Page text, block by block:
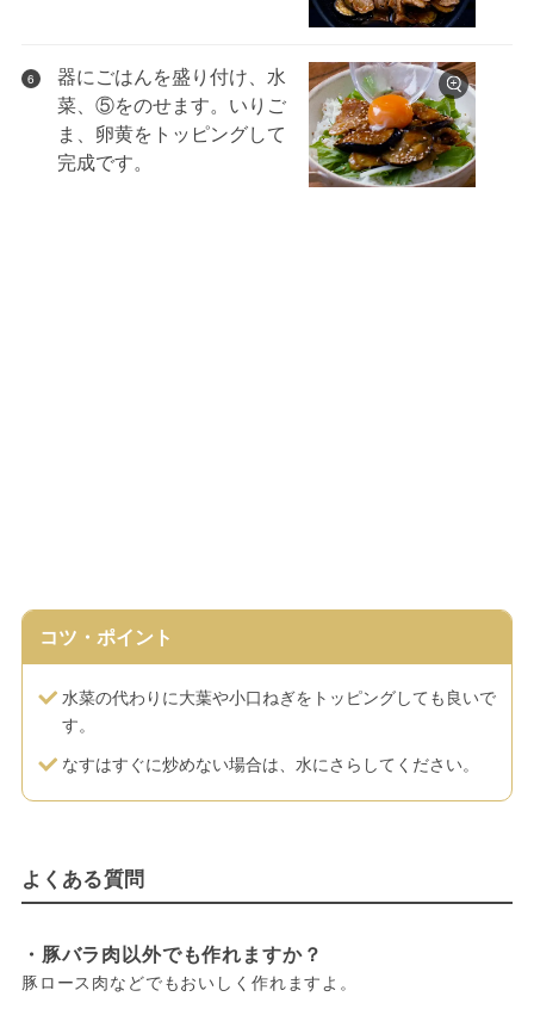
6
器にごはんを盛り付け、水
菜、⑤をのせます。いりご
ま、卵黄をトッピングして
完成です。
コツ・ポイント
水菜の代わりに大葉や小口ねぎをトッピングしても良いで
す。
なすはすぐに炒めない場合は、水にさらしてください。
よくある質問
・豚バラ肉以外でも作れますか？
豚ロース肉などでもおいしく作れますよ。